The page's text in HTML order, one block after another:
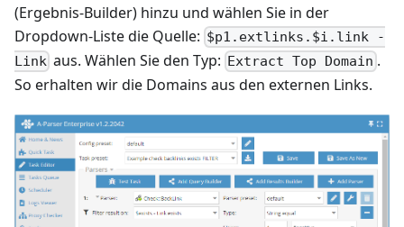
(Ergebnis-Builder) hinzu und wählen Sie in der
Dropdown-Liste die Quelle: $p1.extlinks.$i.link -
Link aus. Wählen Sie den Typ: Extract Top Domain .
So erhalten wir die Domains aus den externen Links.